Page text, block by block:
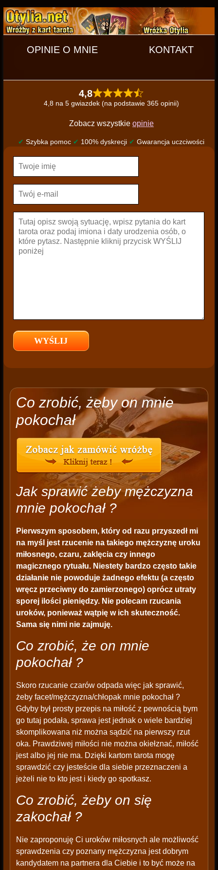
OPINIE O MNIE KONTAKT
4,8
4,8 na 5 gwiazdek (na podstawie 365 opinii)
Zobacz wszystkie opinie
✔ Szybka pomoc ✔ 100% dyskrecji ✔ Gwarancja uczciwości
Co zrobić, żeby on mnie
pokochał
Jak sprawić żeby mężczyzna
mnie pokochał ?
Pierwszym sposobem, który od razu przyszedł mi
na myśl jest rzucenie na takiego mężczyznę uroku
miłosnego, czaru, zaklęcia czy innego
magicznego rytuału. Niestety bardzo często takie
działanie nie powoduje żadnego efektu (a często
wręcz przeciwny do zamierzonego) oprócz utraty
sporej ilości pieniędzy. Nie polecam rzucania
uroków, ponieważ wątpię w ich skuteczność.
Sama się nimi nie zajmuję.
Co zrobić, że on mnie
pokochał ?
Skoro rzucanie czarów odpada więc jak sprawić,
żeby facet/mężczyzna/chłopak mnie pokochał ?
Gdyby był prosty przepis na miłość z pewnością bym
go tutaj podała, sprawa jest jednak o wiele bardziej
skomplikowana niż można sądzić na pierwszy rzut
oka. Prawdziwej miłości nie można okiełznać, miłość
jest albo jej nie ma. Dzięki kartom tarota mogę
sprawdzić czy jesteście dla siebie przeznaczeni a
jeżeli nie to kto jest i kiedy go spotkasz.
Co zrobić, żeby on się
zakochał ?
Nie zaproponuję Ci uroków miłosnych ale możliwość
sprawdzenia czy poznany mężczyzna jest dobrym
kandydatem na partnera dla Ciebie i to być może na